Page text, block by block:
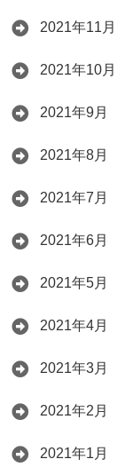
2021年11月
2021年10月
2021年9月
2021年8月
2021年7月
2021年6月
2021年5月
2021年4月
2021年3月
2021年2月
2021年1月